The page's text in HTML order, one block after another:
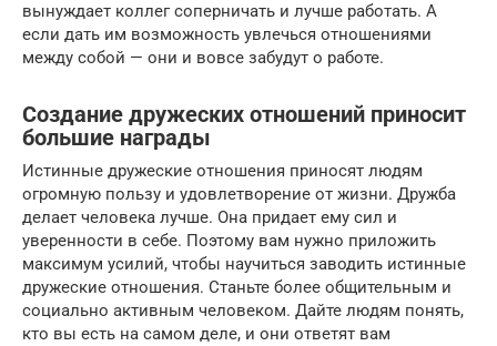
вынуждает коллег соперничать и лучше работать. А
если дать им возможность увлечься отношениями
между собой — они и вовсе забудут о работе.
Создание дружеских отношений приносит
большие награды
Истинные дружеские отношения приносят людям
огромную пользу и удовлетворение от жизни. Дружба
делает человека лучше. Она придает ему сил и
уверенности в себе. Поэтому вам нужно приложить
максимум усилий, чтобы научиться заводить истинные
дружеские отношения. Станьте более общительным и
социально активным человеком. Дайте людям понять,
кто вы есть на самом деле, и они ответят вам